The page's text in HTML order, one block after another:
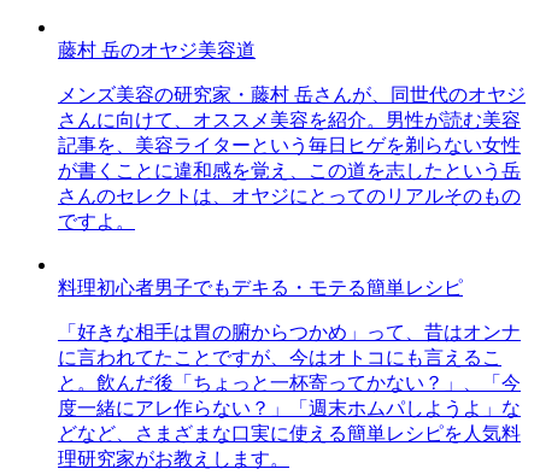
藤村 岳のオヤジ美容道
メンズ美容の研究家・藤村 岳さんが、同世代のオヤジ
さんに向けて、オススメ美容を紹介。男性が読む美容
記事を、美容ライターという毎日ヒゲを剃らない女性
が書くことに違和感を覚え、この道を志したという岳
さんのセレクトは、オヤジにとってのリアルそのもの
ですよ。
料理初心者男子でもデキる・モテる簡単レシピ
「好きな相手は胃の腑からつかめ」って、昔はオンナ
に言われてたことですが、今はオトコにも言えるこ
と。飲んだ後「ちょっと一杯寄ってかない？」、「今
度一緒にアレ作らない？」「週末ホムパしようよ」な
どなど、さまざまな口実に使える簡単レシピを人気料
理研究家がお教えします。